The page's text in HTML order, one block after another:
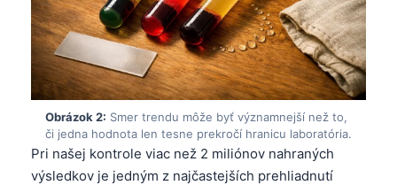
Obrázok 2: Smer trendu môže byť významnejší než to,
či jedna hodnota len tesne prekročí hranicu laboratória.
Pri našej kontrole viac než 2 miliónov nahraných
výsledkov je jedným z najčastejších prehliadnutí